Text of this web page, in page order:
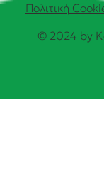
© 2024 by
Πολιτική